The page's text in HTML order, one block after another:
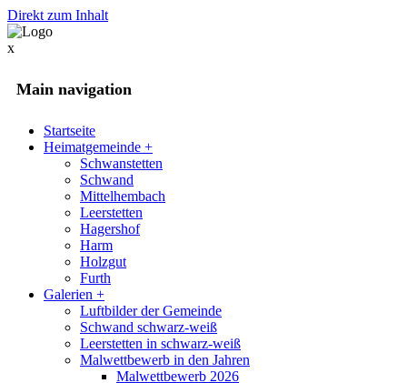
Direkt zum Inhalt
x
Main navigation
Startseite
Heimatgemeinde +
Schwanstetten
Schwand
Mittelhembach
Leerstetten
Hagershof
Harm
Holzgut
Furth
Galerien +
Luftbilder der Gemeinde
Schwand schwarz-weiß
Leerstetten in schwarz-weiß
Malwettbewerb in den Jahren
Malwettbewerb 2026